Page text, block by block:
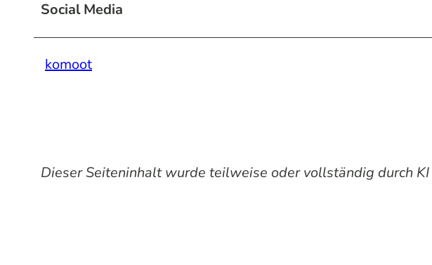
Social Media
komoot
Dieser Seiteninhalt wurde teilweise oder vollständig durch